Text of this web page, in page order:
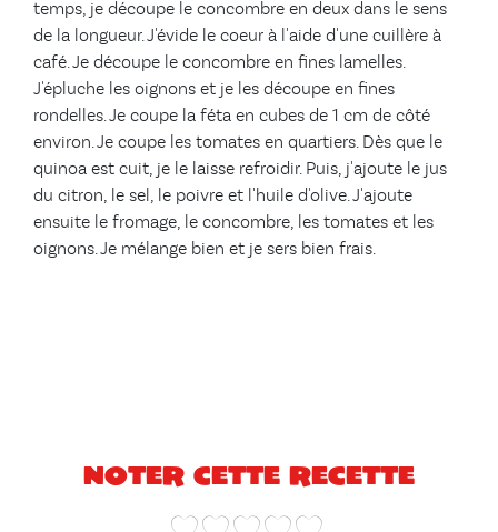
temps, je découpe le concombre en deux dans le sens
de la longueur. J'évide le coeur à l'aide d'une cuillère à
café. Je découpe le concombre en fines lamelles.
J'épluche les oignons et je les découpe en fines
rondelles. Je coupe la féta en cubes de 1 cm de côté
environ. Je coupe les tomates en quartiers. Dès que le
quinoa est cuit, je le laisse refroidir. Puis, j'ajoute le jus
du citron, le sel, le poivre et l'huile d'olive. J'ajoute
ensuite le fromage, le concombre, les tomates et les
oignons. Je mélange bien et je sers bien frais.
Noter cette recette